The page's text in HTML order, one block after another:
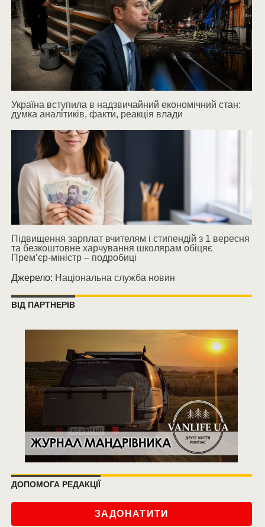
Україна вступила в надзвичайний економічний стан:
думка аналітиків, факти, реакція влади
Підвищення зарплат вчителям і стипендій з 1 вересня
та безкоштовне харчування школярам обіцяє
Прем’єр-міністр – подробиці
Джерело: Національна служба новин
ВІД ПАРТНЕРІВ
ДОПОМОГА РЕДАКЦІЇ
ЗАДОНАТИТИ